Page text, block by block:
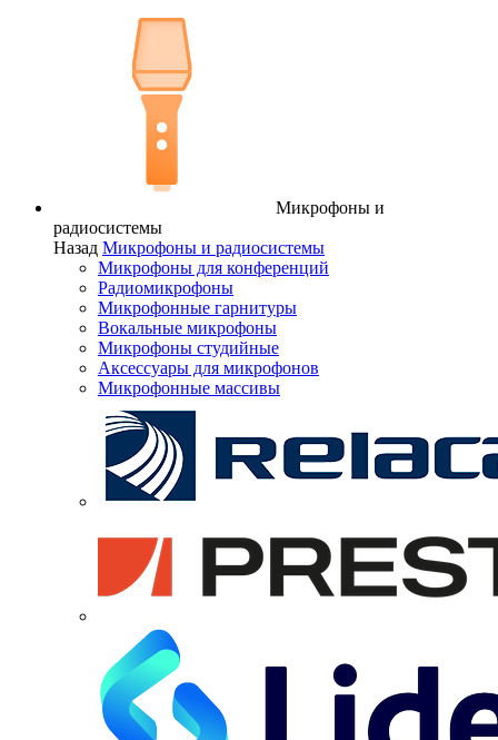
Микрофоны и
радиосистемы
Назад Микрофоны и радиосистемы
Микрофоны для конференций
Радиомикрофоны
Микрофонные гарнитуры
Вокальные микрофоны
Микрофоны студийные
Аксессуары для микрофонов
Микрофонные массивы